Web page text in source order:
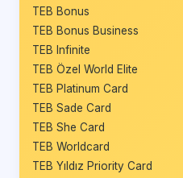
TEB Bonus
TEB Bonus Business
TEB Infinite
TEB Özel World Elite
TEB Platinum Card
TEB Sade Card
TEB She Card
TEB Worldcard
TEB Yıldız Priority Card